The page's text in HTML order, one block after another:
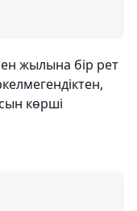
жылына бір рет
көрші